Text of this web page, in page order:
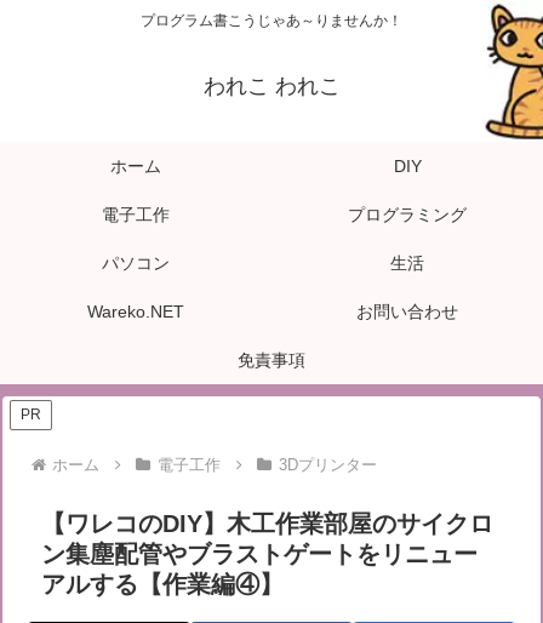
プログラム書こうじゃあ～りませんか！
われこ われこ
ホーム DIY
電子工作 プログラミング
パソコン 生活
Wareko.NET お問い合わせ
免責事項
PR
ホーム 電子工作 3Dプリンター
【ワレコのDIY】木工作業部屋のサイクロ
ン集塵配管やブラストゲートをリニュー
アルする【作業編④】